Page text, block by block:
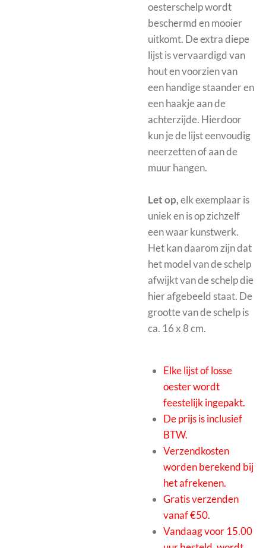
oesterschelp wordt
beschermd en mooier
uitkomt. De extra diepe
lijst is vervaardigd van
hout en voorzien van
een handige staander en
een haakje aan de
achterzijde. Hierdoor
kun je de lijst eenvoudig
neerzetten of aan de
muur hangen.
Let op,elk exemplaar is
uniek en is op zichzelf
een waar kunstwerk.
Het kan daarom zijn dat
het model van de schelp
afwijkt van de schelp die
hier afgebeeld staat. De
grootte van de schelp is
ca. 16 x 8 cm.
Elke lijst of losse
oester wordt
feestelijk ingepakt.
De prijs is inclusief
BTW.
Verzendkosten
worden berekend bij
het afrekenen.
Gratis verzenden
vanaf €50.
Vandaag voor 15.00